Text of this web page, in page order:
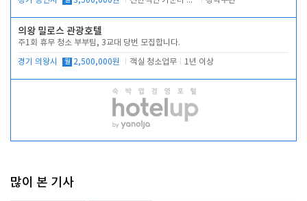
의왕 밀로스 관광호텔
주1회 휴무 청소 부부팀, 3교대 당번 모집합니다.
경기 의왕시 월 2,500,000원 객실 청소업무 1년 이상
많이 본 기사